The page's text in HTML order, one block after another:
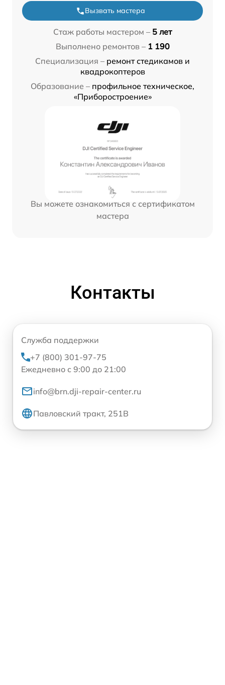
Вызвать мастера
Стаж работы мастером – 5 лет
Выполнено ремонтов – 1 190
Специализация – ремонт стедикамов и
квадрокоптеров
Образование – профильное техническое,
«Приборостроение»
Вы можете ознакомиться с сертификатом
мастера
Контакты
Служба поддержки
+7 (800) 301-97-75
Ежедневно с 9:00 до 21:00
info@brn.dji-repair-center.ru
Павловский тракт, 251В